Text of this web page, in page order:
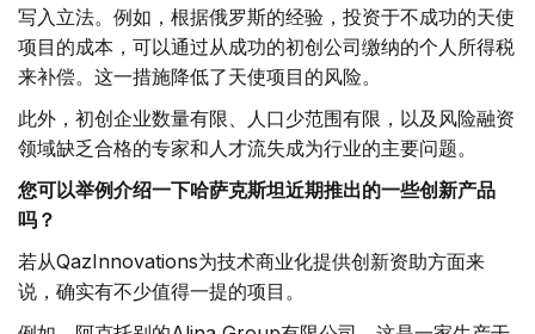
写入立法。例如，根据俄罗斯的经验，投资于不成功的天使
项目的成本，可以通过从成功的初创公司缴纳的个人所得税
来补偿。这一措施降低了天使项目的风险。
此外，初创企业数量有限、人口少范围有限，以及风险融资
领域缺乏合格的专家和人才流失成为行业的主要问题。
您可以举例介绍一下哈萨克斯坦近期推出的一些创新产品
吗？
若从QazInnovations为技术商业化提供创新资助方面来
说，确实有不少值得一提的项目。